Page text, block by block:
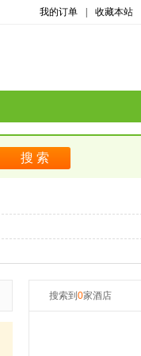
我的订单 收藏本站
搜索到 0家酒店